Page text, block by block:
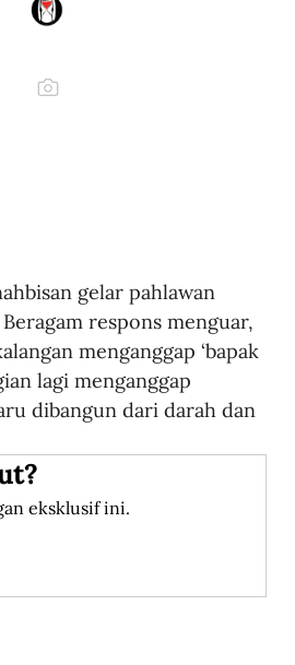
gelar pahlawan
respons menguar,
menganggap ‘bapak
lagi menganggap
dibangun dari darah dan
eksklusif ini.